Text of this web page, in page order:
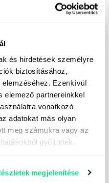
és hirdetések személyre
biztosításához,
elemzéséhez. Ezenkívül
elemező partnereinkkel
vonatkozó
adatokat más olyan
meg számukra vagy az
gyűjtöttek.
megjelenítése
adataim elektronikus
találhatók.